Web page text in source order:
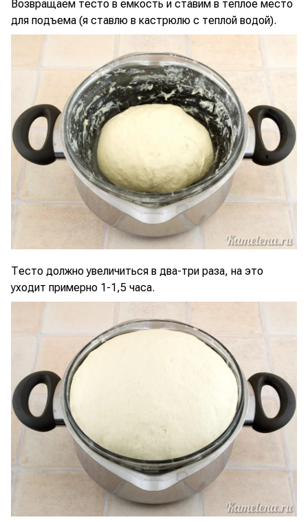
Возвращаем тесто в емкость и ставим в теплое место
для подъема (я ставлю в кастрюлю с теплой водой).
Тесто должно увеличиться в два-три раза, на это
уходит примерно 1-1,5 часа.